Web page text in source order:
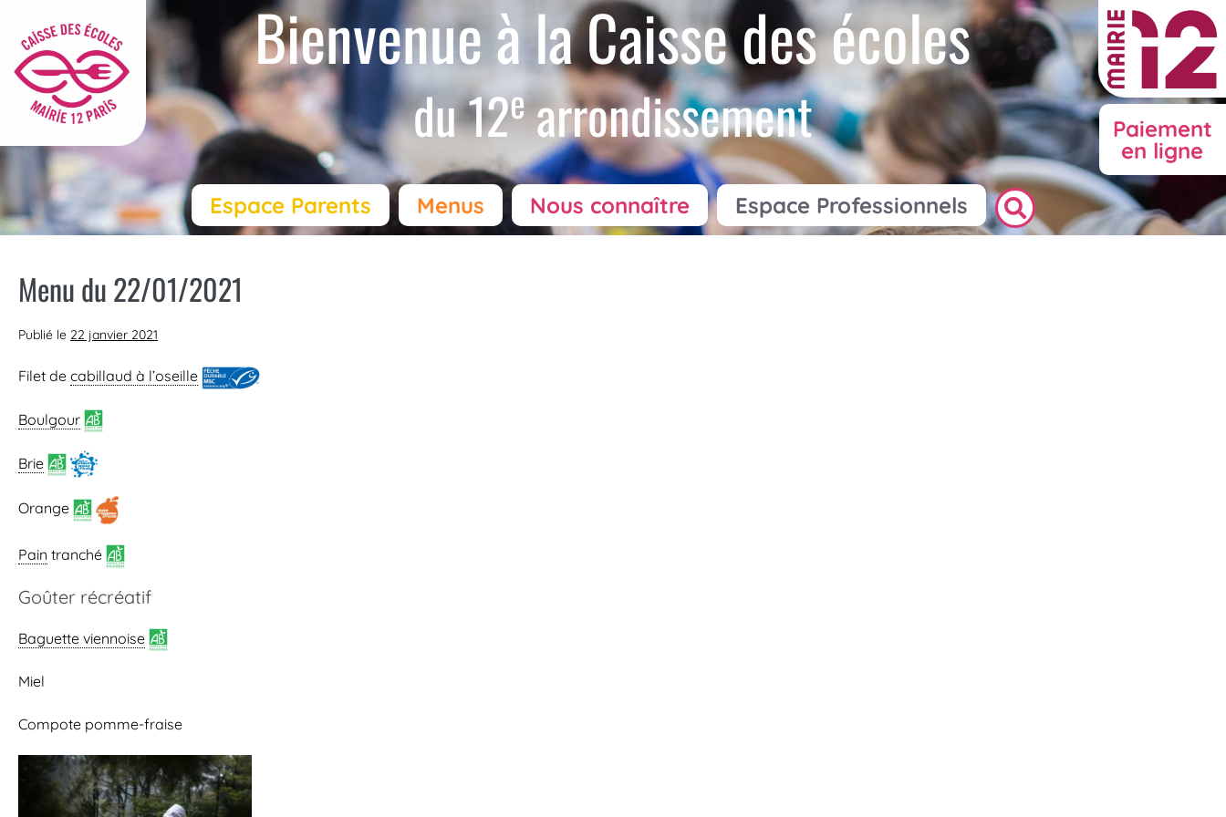
Bienvenue à la Caisse des écoles
du 12earrondissement
Paiement
en ligne
Espace Parents
Menus Nous connaître Espace Professionnels
Menu du 22/01/2021
Publié le 22 janvier 2021
Filet de cabillaud à l’oseille
Boulgour
Brie
Orange
Pain tranché
Goûter récréatif
Baguette viennoise
Miel
Compote pomme-fraise